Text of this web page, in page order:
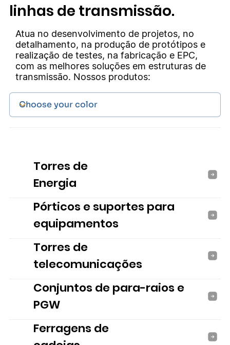
linhas de transmissão.
Atua no desenvolvimento de projetos, no
detalhamento, na produção de protótipos e
realização de testes, na fabricação e EPC,
com as melhores soluções em estruturas de
transmissão. Nossos produtos:
Torres de
Energia
Pórticos e suportes para
equipamentos
Torres de
telecomunicações
Conjuntos de para-raios e
PGW
Ferragens de